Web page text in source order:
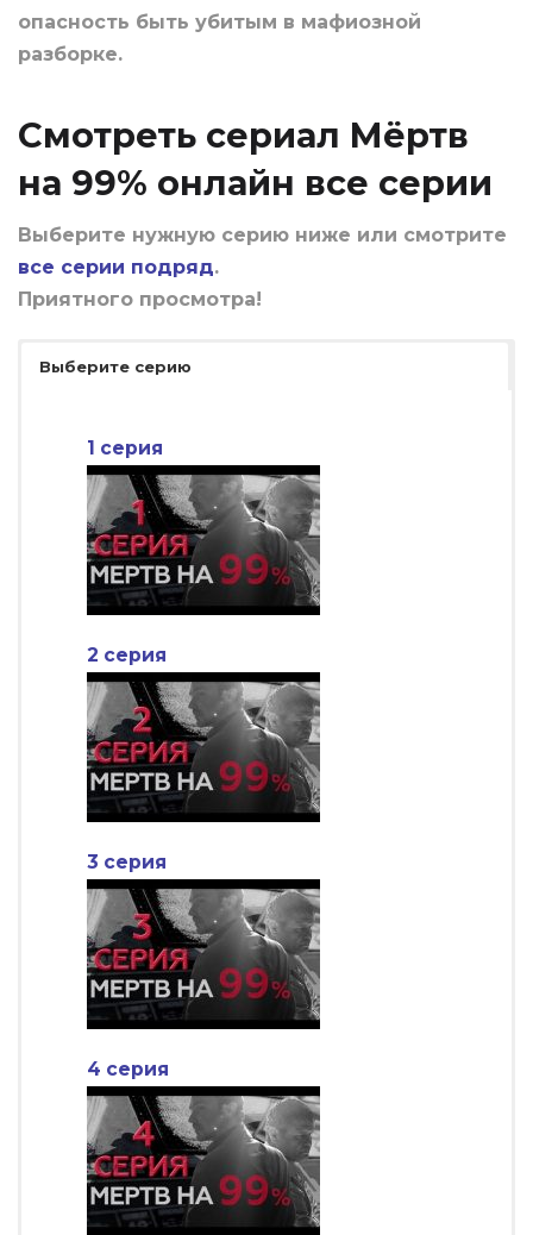
опасность быть убитым в мафиозной
разборке.
Смотреть сериал Мёртв
на 99% онлайн все серии
Выберите нужную серию ниже или смотрите
все серии подряд.
Приятного просмотра!
Выберите серию
1 серия
2 серия
3 серия
4 серия